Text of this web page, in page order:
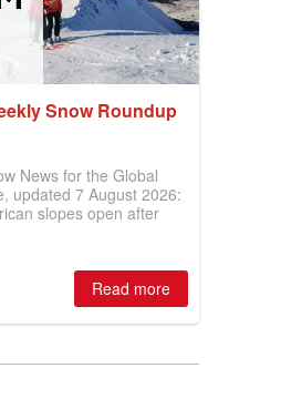
Snow Roundup
News for the Global
updated 7 August 2026:
slopes open after
open most terrain of
hemisphere down to
areas still open.
Read more